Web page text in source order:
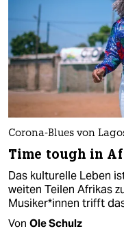
Corona-Blues von
Time tough in
Das kulturelle Leben
weiten Teilen Afrikas
Musiker*innen trifft
Von Ole Schulz